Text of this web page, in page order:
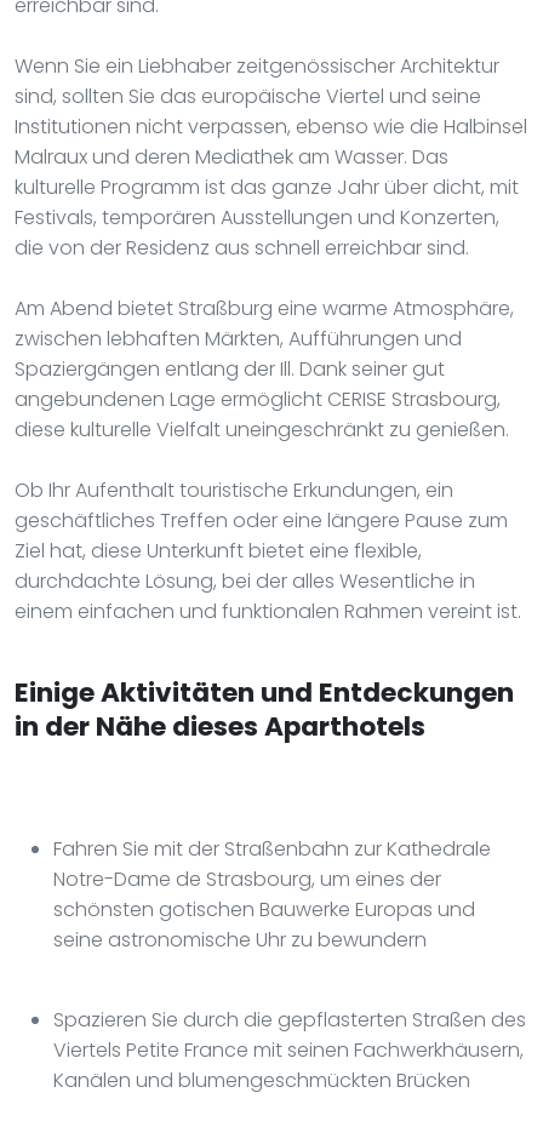
Wenn Sie ein Liebhaber zeitgenössischer Architektur
sind, sollten Sie das europäische Viertel und seine
Institutionen nicht verpassen, ebenso wie die Halbinsel
Malraux und deren Mediathek am Wasser. Das
kulturelle Programm ist das ganze Jahr über dicht, mit
Festivals, temporären Ausstellungen und Konzerten,
die von der Residenz aus schnell erreichbar sind.
Am Abend bietet Straßburg eine warme Atmosphäre,
zwischen lebhaften Märkten, Aufführungen und
Spaziergängen entlang der Ill. Dank seiner gut
angebundenen Lage ermöglicht CERISE Strasbourg,
diese kulturelle Vielfalt uneingeschränkt zu genießen.
Ob Ihr Aufenthalt touristische Erkundungen, ein
geschäftliches Treffen oder eine längere Pause zum
Ziel hat, diese Unterkunft bietet eine flexible,
durchdachte Lösung, bei der alles Wesentliche in
einem einfachen und funktionalen Rahmen vereint ist.
Einige Aktivitäten und Entdeckungen
in der Nähe dieses Aparthotels
Fahren Sie mit der Straßenbahn zur Kathedrale
Notre-Dame de Strasbourg, um eines der
schönsten gotischen Bauwerke Europas und
seine astronomische Uhr zu bewundern
Spazieren Sie durch die gepflasterten Straßen des
Viertels Petite France mit seinen Fachwerkhäusern,
Kanälen und blumengeschmückten Brücken